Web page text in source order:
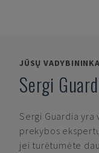
JŪSŲ
Sergi
Sergi Guardia yra
prekybos
jei turėtumėte